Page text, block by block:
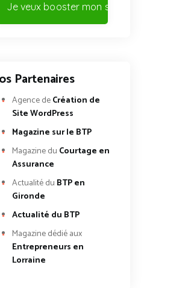
Je veux booster mon site !
Partenaires
Agence deCréation de
Site WordPress
Magazine sur le BTP
Magazine du Courtage en
Assurance
Actualité du BTP en
Gironde
Actualité du BTP
Magazine dédié aux
Entrepreneurs en
Lorraine